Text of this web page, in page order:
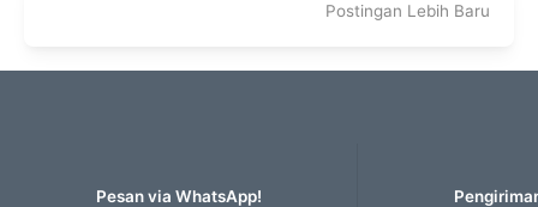
Postingan Lebih Baru
Pesan via WhatsApp!